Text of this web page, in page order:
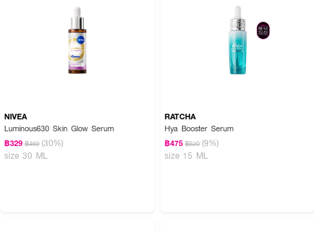
NIVEA
Luminous630 Skin Glow Serum
฿329 ฿469 (30%)
size 30 ML
RATCHA
Hya Booster Serum
฿475 ฿520 (9%)
size 15 ML